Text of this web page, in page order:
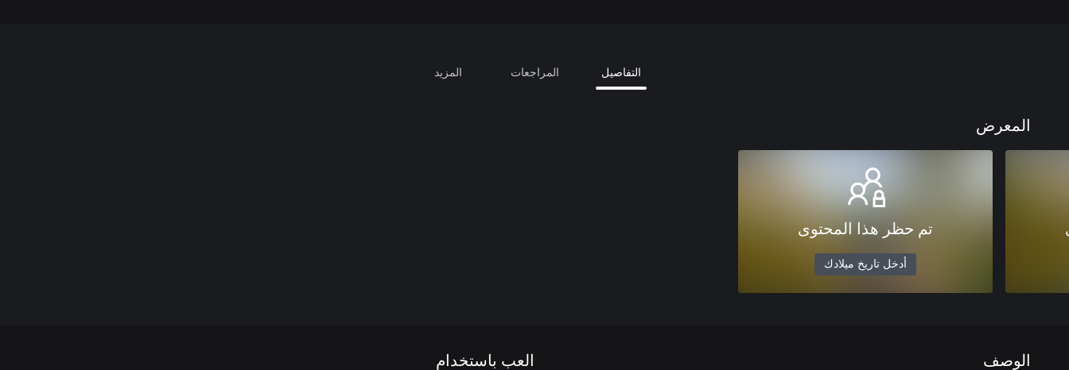
التفاصيل المراجعات المزيد
المعرض
تم حظر هذا المحتوى
أدخل تاريخ ميلادك
الوصف العب باستخدام